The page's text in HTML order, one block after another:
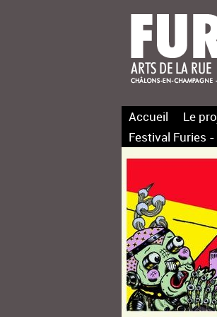
Accueil Le
Festival Furies